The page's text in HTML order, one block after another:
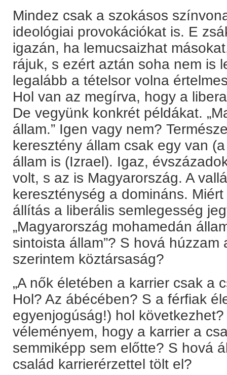
Mindez csak a szokásos
ideológiai provokációkat is. E
igazán, ha lemucsaizhat
rájuk, s ezért aztán soha nem is
legalább a tételsor volna
Hol van az megírva, hogy a
De vegyünk konkrét példákat.
állam.” Igen vagy nem?
keresztény állam csak egy van
állam is (Izrael). Igaz,
volt, s az is Magyarország. A
kereszténység a domináns.
állítás a liberális semlegesség
„Magyarország mohamedán
sintoista állam”? S hová
szerintem köztársaság?
„A nők életében a karrier csak a
Hol? Az ábécében? S a férfiak
egyenjogúság!) hol
véleményem, hogy a karrier a
semmiképp sem előtte? S hová
család karrierérzettel tölt el?